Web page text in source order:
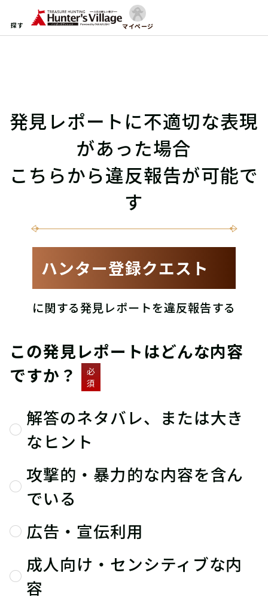
探す マイページ
発見レポートに不適切な表現
があった場合
こちらから違反報告が可能で
す
ハンター登録クエスト
に関する発見レポートを違反報告する
この発見レポートはどんな内容
ですか？
必
須
解答のネタバレ、または大き
なヒント
攻撃的・暴力的な内容を含ん
でいる
広告・宣伝利用
成人向け・センシティブな内
容